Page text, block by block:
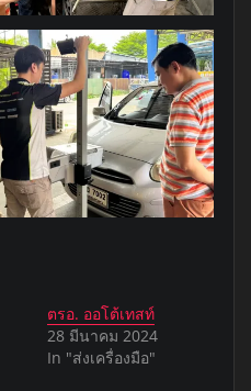
ตรอ. ออโต้เทสท์
28 มีนาคม 2024
In "ส่งเครื่องมือ"